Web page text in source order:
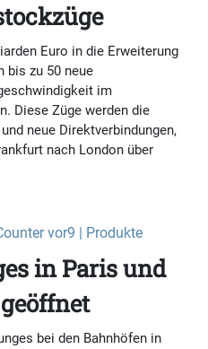
Euro in die Erweiterung
bis zu 50 neue
im
Diese Züge werden die
neue Direktverbindungen,
nach London über
vor9 | Produkte
in Paris und
bei den Bahnhöfen in